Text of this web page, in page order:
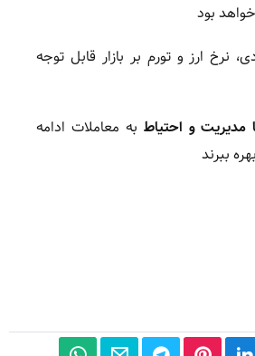
خواهد بود
نرخ ارز و تورم بر بازار قابل توجه
مدیریت و احتیاط به معاملات ادامه
ببرند